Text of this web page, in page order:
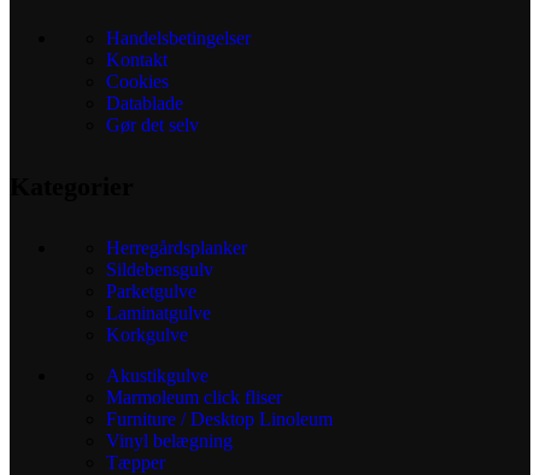
Handelsbetingelser
Kontakt
Cookies
Datablade
Gør det selv
Herregårdsplanker
Sildebensgulv
Parketgulve
Laminatgulve
Korkgulve
Akustikgulve
Marmoleum click fliser
Furniture / Desktop Linoleum
Vinyl belægning
Tæpper